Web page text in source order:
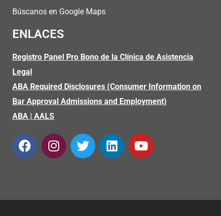
Búscanos en Google Maps
ENLACES
Registro Panel Pro Bono de la Clínica de Asistencia
Legal
ABA Required Disclosures (Consumer Information on
Bar Approval Admissions and Employment)
ABA | AALS